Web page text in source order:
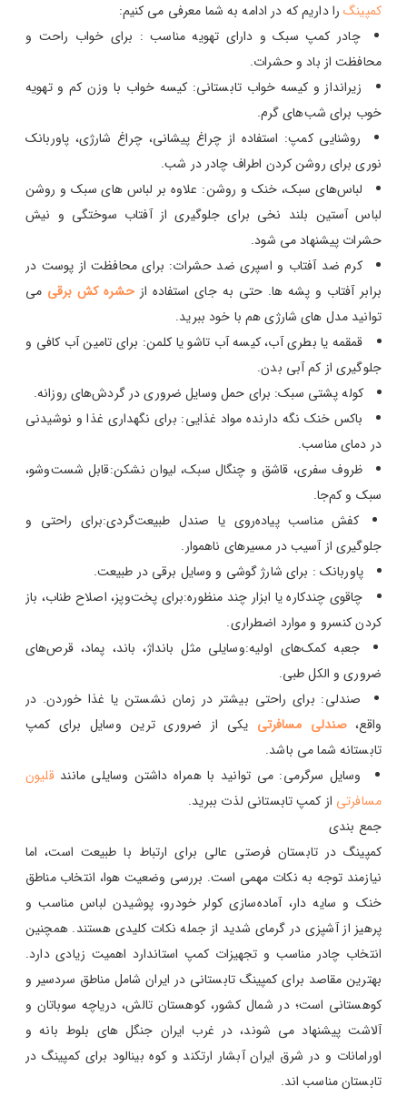
کمپینگرا داریم که در ادامه به شما معرفی می کنیم:
چادر کمپ سبک و دارای تهویه مناسب : برای خواب راحت و
محافظت از باد و حشرات.
زیرانداز و کیسه خواب تابستانی: کیسه خواب با وزن کم و تهویه
خوب برای شب‌های گرم.
روشنایی کمپ: استفاده از چراغ پیشانی، چراغ شارژی، پاوربانک
نوری برای روشن کردن اطراف چادر در شب.
لباس‌های سبک، خنک و روشن: علاوه بر لباس های سبک و روشن
لباس آستین‌ بلند نخی برای جلوگیری از آفتاب‌ سوختگی و نیش
حشرات پیشنهاد می شود.
کرم ضد آفتاب و اسپری ضد حشرات: برای محافظت از پوست در
برابر آفتاب و پشه‌ ها. حتی به جای استفاده ازحشره کش برقی می
توانید مدل های شارژی هم با خود ببرید.
قمقمه یا بطری آب، کیسه آب تاشو یا کلمن: برای تامین آب کافی و
جلوگیری از کم‌ آبی بدن.
کوله‌ پشتی سبک: برای حمل وسایل ضروری در گردش‌های روزانه.
باکس خنک نگه‌ دارنده مواد غذایی: برای نگهداری غذا و نوشیدنی
در دمای مناسب.
ظروف سفری، قاشق و چنگال سبک، لیوان نشکن:قابل شست‌وشو،
سبک و کم‌جا.
کفش مناسب پیاده‌روی یا صندل طبیعت‌گردی:برای راحتی و
جلوگیری از آسیب در مسیرهای ناهموار.
پاوربانک : برای شارژ گوشی و وسایل برقی در طبیعت.
چاقوی چندکاره یا ابزار چند منظوره:برای پخت‌وپز، اصلاح طناب، باز
کردن کنسرو و موارد اضطراری.
جعبه کمک‌های اولیه:وسایلی مثل بانداژ، باند، پماد، قرص‌های
ضروری و الکل طبی.
صندلی: برای راحتی بیشتر در زمان نشستن یا غذا خوردن. در
واقع،صندلی مسافرتی یکی از ضروری ترین وسایل برای کمپ
تابستانه شما می باشد.
وسایل سرگرمی: می توانید با همراه داشتن وسایلی مانندقلیون
مسافرتی از کمپ تابستانی لذت ببرید.
جمع بندی
کمپینگ در تابستان فرصتی عالی برای ارتباط با طبیعت است، اما
نیازمند توجه به نکات مهمی است. بررسی وضعیت هوا، انتخاب مناطق
خنک و سایه‌ دار، آماده‌سازی کولر خودرو، پوشیدن لباس مناسب و
پرهیز از آشپزی در گرمای شدید از جمله نکات کلیدی هستند. همچنین
انتخاب چادر مناسب و تجهیزات کمپ استاندارد اهمیت زیادی دارد.
بهترین مقاصد برای کمپینگ تابستانی در ایران شامل مناطق سردسیر و
کوهستانی است؛ در شمال کشور، کوهستان تالش، دریاچه سوباتان و
آلاشت پیشنهاد می‌ شوند، در غرب ایران جنگل‌ های بلوط بانه و
اورامانات و در شرق ایران آبشار ارتکند و کوه بینالود برای کمپینگ در
تابستان مناسب‌ اند.